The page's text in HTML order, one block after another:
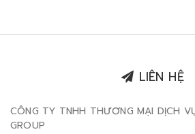
LIÊN HỆ
CÔNG TY TNHH THƯƠNG MẠI DỊCH
GROUP